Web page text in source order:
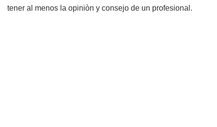
tener al menos la opiniòn y consejo de un profesional.